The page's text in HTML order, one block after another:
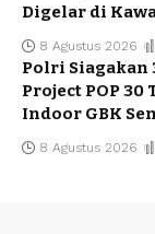
Digelar di
8 Agustus 2026
Polri Siagakan
Project POP 30
Indoor GBK
8 Agustus 2026